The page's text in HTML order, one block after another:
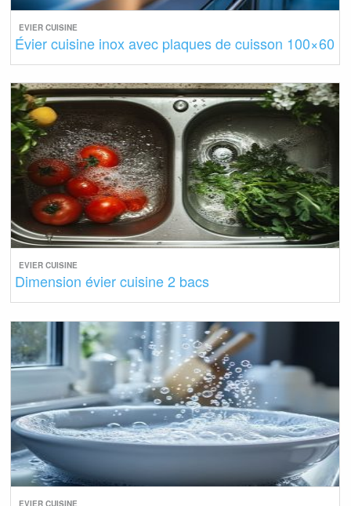
EVIER CUISINE
Évier cuisine inox avec plaques de cuisson 100×60
EVIER CUISINE
Dimension évier cuisine 2 bacs
EVIER CUISINE